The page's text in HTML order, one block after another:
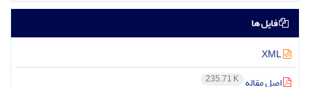
فایل ها
اصل مقاله 235.71 K